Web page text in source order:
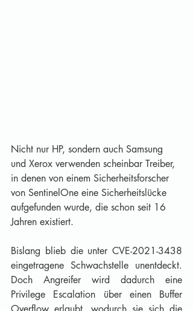
Nicht nur HP, sondern auch Samsung
und Xerox verwenden scheinbar Treiber,
in denen von einem Sicherheitsforscher
von SentinelOne eine Sicherheitslücke
aufgefunden wurde, die schon seit 16
Jahren existiert.
Bislang blieb die unter CVE-2021-3438
eingetragene Schwachstelle unentdeckt.
Doch Angreifer wird dadurch eine
Privilege Escalation über einen Buffer